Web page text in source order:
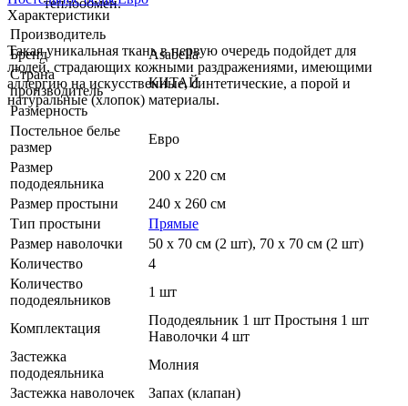
теплообмен.
Такая уникальная ткань в первую очередь подойдет для
людей, страдающих кожными раздражениями, имеющими
аллергию на искусственные, синтетические, а порой и
натуральные (хлопок) материалы.
Характеристики
Производитель
Бренд
Asabella
Страна
производитель
КИТАЙ
Размерность
Постельное белье
размер
Евро
Размер
пододеяльника
200 х 220 см
Размер простыни
240 х 260 см
Тип простыни
Прямые
Размер наволочки
50 х 70 см (2 шт), 70 х 70 см (2 шт)
Количество
4
Количество
пододеяльников
1 шт
Комплектация
Пододеяльник 1 шт Простыня 1 шт
Наволочки 4 шт
Застежка
пододеяльника
Молния
Застежка наволочек
Запах (клапан)